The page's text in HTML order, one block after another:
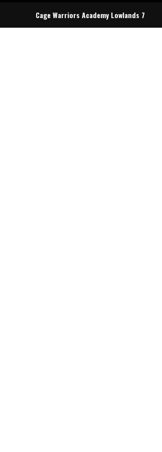
Cage Warriors Academy Lowlands 7